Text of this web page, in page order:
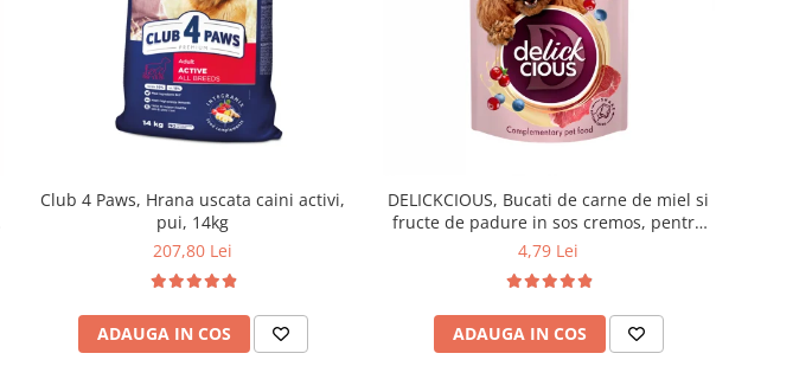
Club 4 Paws, Hrana uscata caini activi,
pui, 14kg
207,80 Lei
ADAUGA IN COS
DELICKCIOUS, Bucati de carne de miel si
fructe de padure in sos cremos, pentru
caini, 80g
4,79 Lei
ADAUGA IN COS